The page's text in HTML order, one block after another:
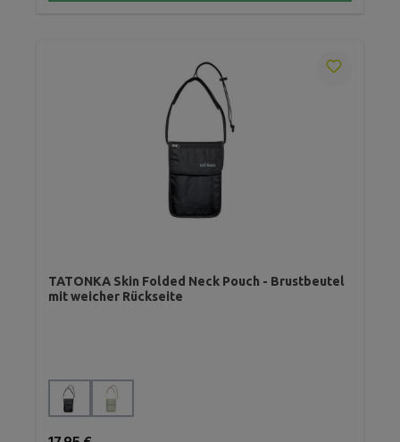
TATONKA Skin Folded Neck Pouch - Brustbeutel
mit weicher Rückseite
Farbe auswählen